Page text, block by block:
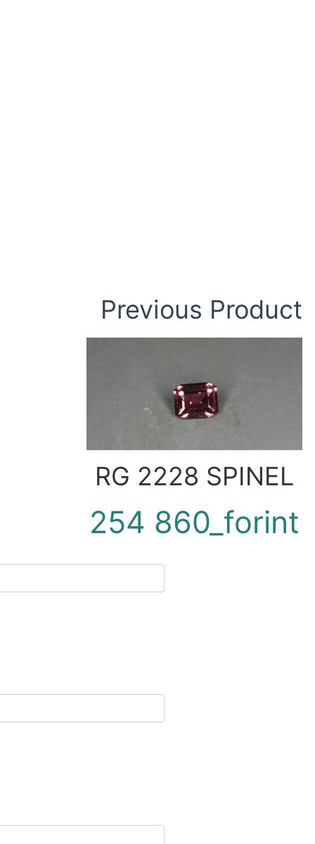
Previous Product
RG 2228 SPINEL
254 860_forint